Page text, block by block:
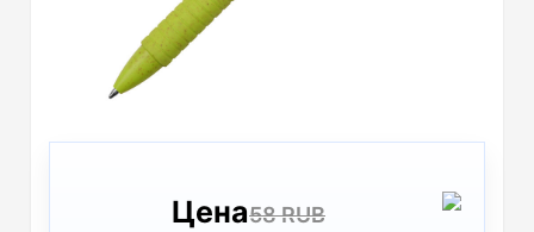
Цена58 RUB